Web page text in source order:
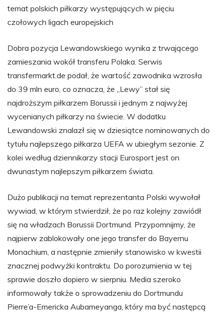
temat polskich piłkarzy występujących w pięciu
czołowych ligach europejskich
Dobra pozycja Lewandowskiego wynika z trwającego
zamieszania wokół transferu Polaka. Serwis
transfermarkt.de podał, że wartość zawodnika wzrosła
do 39 mln euro, co oznacza, że „Lewy” stał się
najdroższym piłkarzem Borussii i jednym z najwyżej
wycenianych piłkarzy na świecie. W dodatku
Lewandowski znalazł się w dziesiątce nominowanych do
tytułu najlepszego piłkarza UEFA w ubiegłym sezonie. Z
kolei według dziennikarzy stacji Eurosport jest on
dwunastym najlepszym piłkarzem świata.
Dużo publikacji na temat reprezentanta Polski wywołał
wywiad, w którym stwierdził, że po raz kolejny zawiódł
się na władzach Borussii Dortmund. Przypomnijmy, że
najpierw zablokowały one jego transfer do Bayernu
Monachium, a następnie zmieniły stanowisko w kwestii
znacznej podwyżki kontraktu. Do porozumienia w tej
sprawie doszło dopiero w sierpniu. Media szeroko
informowały także o sprowadzeniu do Dortmundu
Pierre’a-Emericka Aubameyanga, który ma być następcą